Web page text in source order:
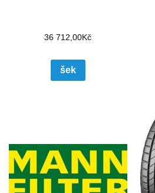
36 712,00Kč
šek